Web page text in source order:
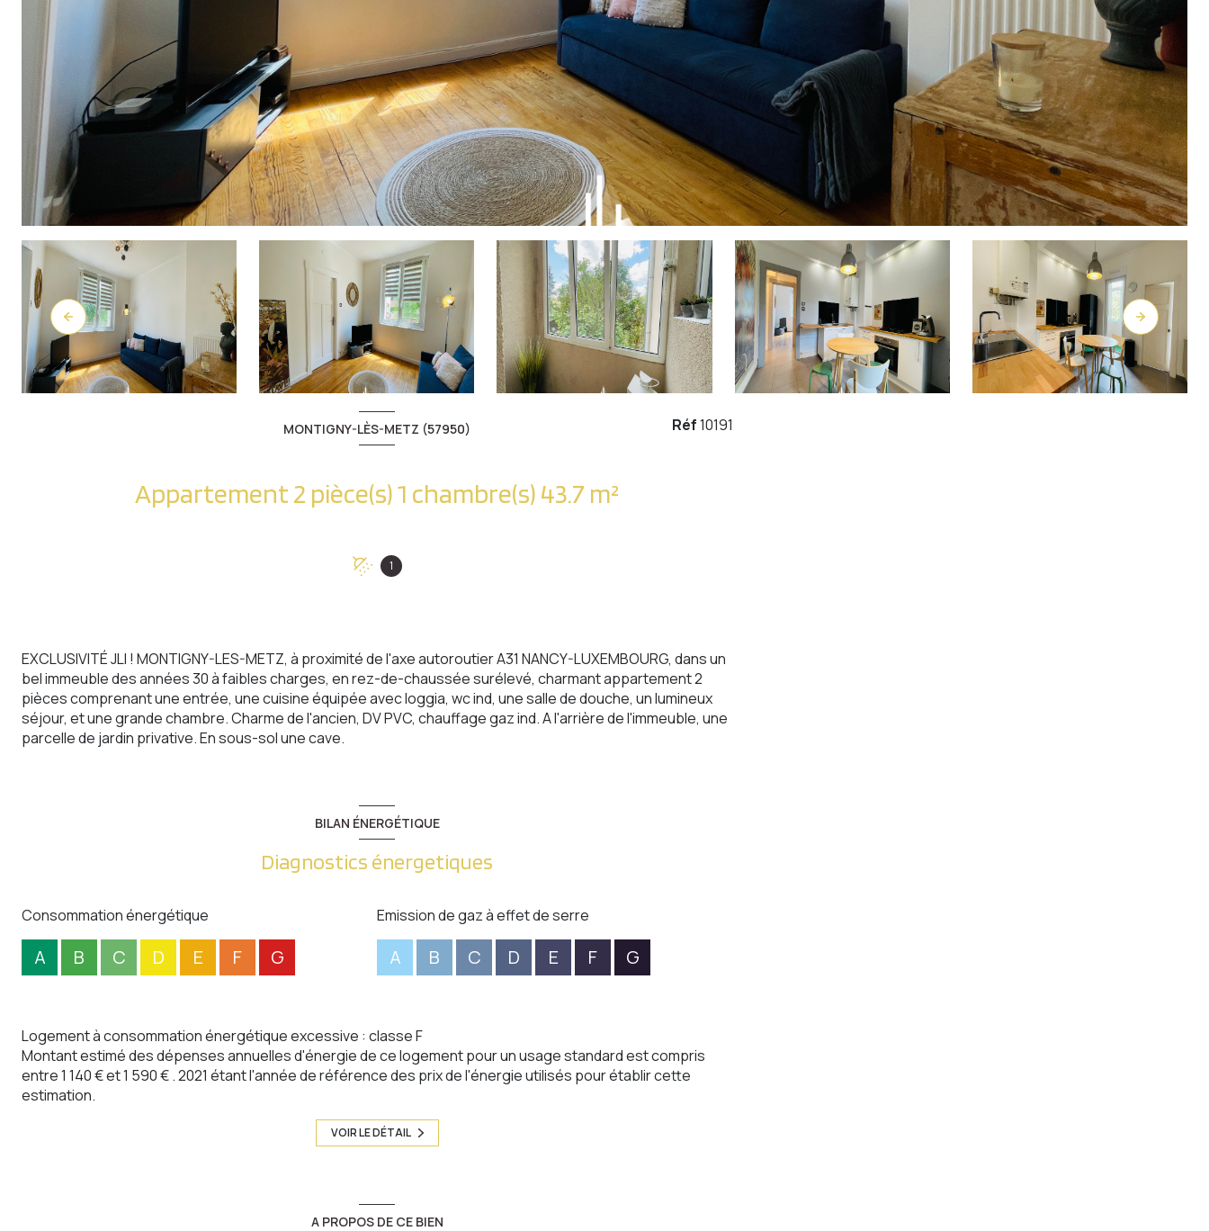
MONTIGNY-LÈS-METZ (57950)
Appartement 2 pièce(s) 1 chambre(s) 43.7 m²
1
Réf10191
EXCLUSIVITÉ JLI ! MONTIGNY-LES-METZ, à proximité de l'axe autoroutier A31 NANCY-LUXEMBOURG, dans un
bel immeuble des années 30 à faibles charges, en rez-de-chaussée surélevé, charmant appartement 2
pièces comprenant une entrée, une cuisine équipée avec loggia, wc ind, une salle de douche, un lumineux
séjour, et une grande chambre. Charme de l'ancien, DV PVC, chauffage gaz ind. A l'arrière de l'immeuble, une
parcelle de jardin privative. En sous-sol une cave.
BILAN ÉNERGÉTIQUE
Diagnostics énergetiques
Consommation énergétique
A B C D E F G
Emission de gaz à effet de serre
A B C D E F G
Logement à consommation énergétique excessive : classe F
Montant estimé des dépenses annuelles d'énergie de ce logement pour un usage standard est compris
entre 1 140 € et 1 590 € . 2021 étant l'année de référence des prix de l'énergie utilisés pour établir cette
estimation.
VOIR LE DÉTAIL
A PROPOS DE CE BIEN